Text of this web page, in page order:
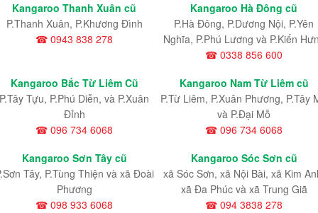
Kangaroo Thanh Xuân cũ
P.Thanh Xuân, P.Khương Đình
☎ 0943 838 278
Kangaroo Hà Đông cũ
P.Hà Đông, P.Dương Nội, P.Yên
Nghĩa, P.Phú Lương và P.Kiến
☎ 0338 856 600
Kangaroo Bắc Từ Liêm Cũ
P.Tây Tựu, P.Phú Diễn, và P.Xuân
Đỉnh
☎ 096 734 6068
Kangaroo Nam Từ Liêm cũ
P.Từ Liêm, P.Xuân Phương, P.Tây
và P.Đại Mỗ
☎ 096 734 6068
Kangaroo Sơn Tây cũ
Tây, P.Tùng Thiện và xã Đoài
Phương
☎ 098 933 6068
Kangaroo Sóc Sơn cũ
xã Sóc Sơn, xã Nội Bài, xã Kim
xã Đa Phúc và xã Trung Giã
☎ 094 3838 278